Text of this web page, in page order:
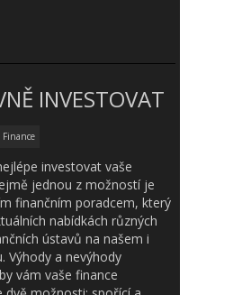
INVESTOVAT
Finance
investovat vaše
jednou z možností je
finančním poradcem, který
nabídkách různých
ústavů na našem i
Výhody a nevýhody
vám vaše finance